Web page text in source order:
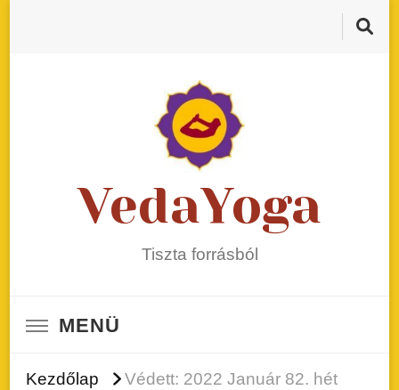
VedaYoga
Tiszta forrásból
MENÜ
Kezdőlap Védett: 2022 Január 82. hét